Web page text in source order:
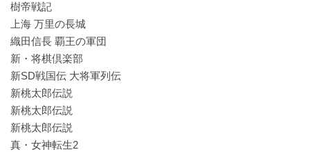
樹帝戦記
上海 万里の長城
織田信長 覇王の軍団
新・将棋倶楽部
新SD戦国伝 大将軍列伝
新桃太郎伝説
新桃太郎伝説
新桃太郎伝説
真・女神転生2